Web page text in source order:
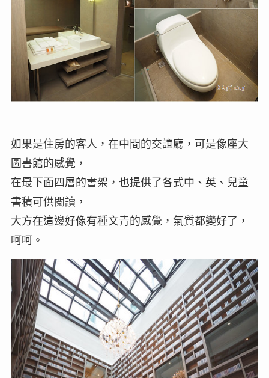
如果是住房的客人，在中間的交誼廳，可是像座大
圖書館的感覺，
在最下面四層的書架，也提供了各式中、英、兒童
書積可供閱讀，
大方在這邊好像有種文青的感覺，氣質都變好了，
呵呵。